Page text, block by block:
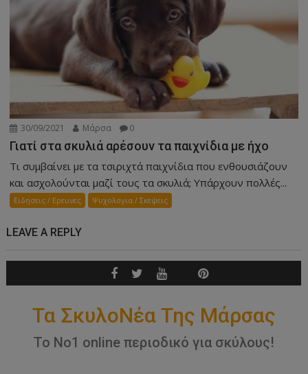
30/09/2021 Μάρσα 0
Γιατί στα σκυλιά αρέσουν τα παιχνίδια με ήχο
Τι συμβαίνει με τα τσιριχτά παιχνίδια που ενθουσιάζουν
και ασχολούνται μαζί τους τα σκυλιά; Υπάρχουν πολλές...
Ειδησεις / Ερευνες Ψυχολογια / Σκεψεις
LEAVE A REPLY